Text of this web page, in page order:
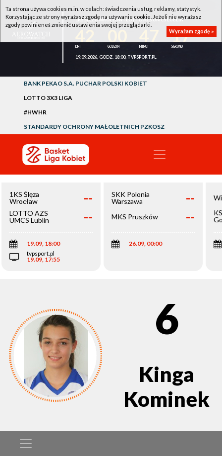
1KS ŚLĘZA WROCŁAW - LOTTO AZS UMCS LUBLIN
16
19.09.2026, GODZ. 18:00, TVPSPORT.PL
BANK PEKAO S.A. PUCHAR POLSKI KOBIET
LOTTO 3X3 LIGA
#HWHR
STANDARDY OCHRONY MAŁOLETNICH PZKOSZ
1KS Ślęza
Wrocław
--
LOTTO AZS
UMCS Lublin
--
19.09, 18:00
tvpsport.pl
19.09, 17:55
SKK Polonia
Warszawa
--
MKS Pruszków --
26.09, 00:00
6
Kinga
Kominek
Ta strona używa cookies m.in. w celach: świadczenia usług, reklamy, statystyk.
Korzystając ze strony wyrażasz zgodę na używanie cookie. Jeżeli nie wyrażasz
zgody powinieneś zmienić ustawienia swojej przeglądarki.
Wyrażam zgodę »